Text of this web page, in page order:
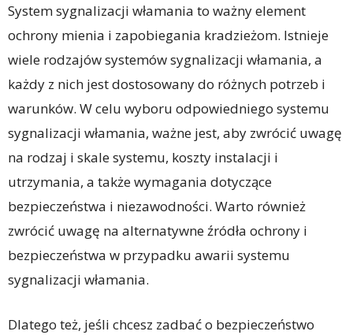
System sygnalizacji włamania to ważny element
ochrony mienia i zapobiegania kradzieżom. Istnieje
wiele rodzajów systemów sygnalizacji włamania, a
każdy z nich jest dostosowany do różnych potrzeb i
warunków. W celu wyboru odpowiedniego systemu
sygnalizacji włamania, ważne jest, aby zwrócić uwagę
na rodzaj i skale systemu, koszty instalacji i
utrzymania, a także wymagania dotyczące
bezpieczeństwa i niezawodności. Warto również
zwrócić uwagę na alternatywne źródła ochrony i
bezpieczeństwa w przypadku awarii systemu
sygnalizacji włamania.
Dlatego też, jeśli chcesz zadbać o bezpieczeństwo